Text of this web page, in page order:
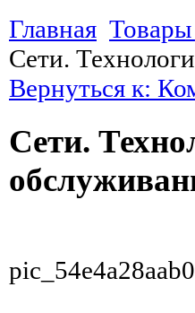
Главная Товары
Сети.
Вернуться к:
Сети.